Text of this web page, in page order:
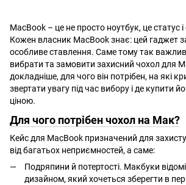
MacBook – це не просто ноутбук, це статус
Кожен власник MacBook знає: цей гаджет
особливе ставлення. Саме тому так
вибрати та замовити захисний чохол для
докладніше, для чого він потрібен, на які
звертати увагу під час вибору і де купити
ціною.
Для чого потрібен чохол на Мак?
Кейс для MacBook призначений для
від багатьох неприємностей, а саме:
Подряпини й потертості. Макбуки
дизайном, який хочеться зберегти в